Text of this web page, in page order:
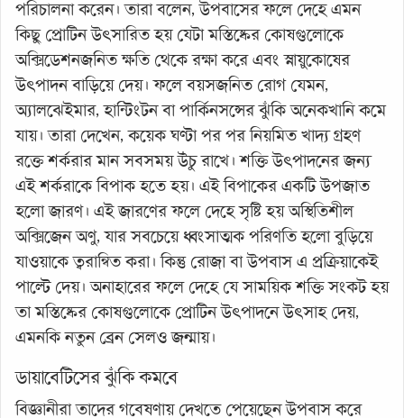
পরিচালনা করেন। তারা বলেন, উপবাসের ফলে দেহে এমন
কিছু প্রোটিন উৎসারিত হয় যেটা মস্তিষ্কের কোষগুলোকে
অক্সিডেশনজনিত ক্ষতি থেকে রক্ষা করে এবং স্নায়ুকোষের
উৎপাদন বাড়িয়ে দেয়। ফলে বয়সজনিত রোগ যেমন,
অ্যালঝেইমার, হান্টিংটন বা পার্কিনসন্সের ঝুঁকি অনেকখানি কমে
যায়। তারা দেখেন, কয়েক ঘণ্টা পর পর নিয়মিত খাদ্য গ্রহণ
রক্তে শর্করার মান সবসময় উঁচু রাখে। শক্তি উৎপাদনের জন্য
এই শর্করাকে বিপাক হতে হয়। এই বিপাকের একটি উপজাত
হলো জারণ। এই জারণের ফলে দেহে সৃষ্টি হয় অস্থিতিশীল
অক্সিজেন অণু, যার সবচেয়ে ধ্বংসাত্মক পরিণতি হলো বুড়িয়ে
যাওয়াকে ত্বরান্বিত করা। কিন্তু রোজা বা উপবাস এ প্রক্রিয়াকেই
পাল্টে দেয়। অনাহারের ফলে দেহে যে সাময়িক শক্তি সংকট হয়
তা মস্তিষ্কের কোষগুলোকে প্রোটিন উৎপাদনে উৎসাহ দেয়,
এমনকি নতুন ব্রেন সেলও জন্মায়।
ডায়াবেটিসের ঝুঁকি কমবে
বিজ্ঞানীরা তাদের গবেষণায় দেখতে পেয়েছেন উপবাস করে